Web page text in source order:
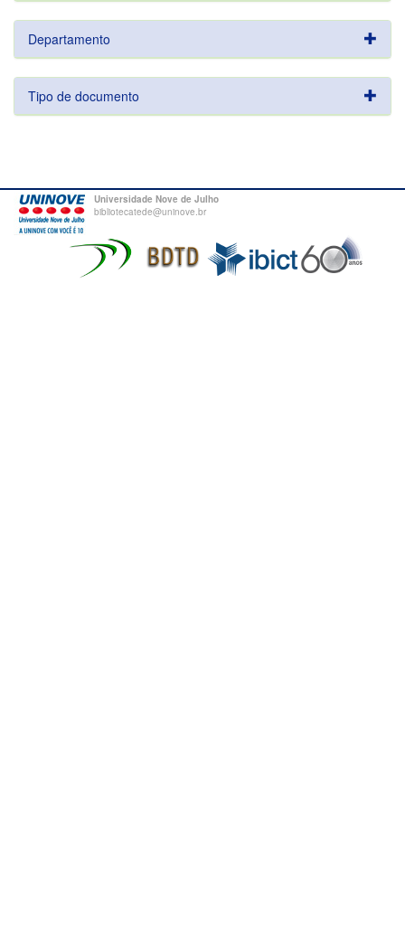
Departamento
Tipo de documento
Universidade Nove de Julho
bibliotecatede@uninove.br